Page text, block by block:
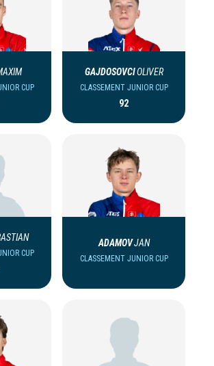
CUP
GAJDOSOVCIOLIVER
CLASSEMENT JUNIOR CUP
92
CUP
ADAMOVJAN
CLASSEMENT JUNIOR CUP